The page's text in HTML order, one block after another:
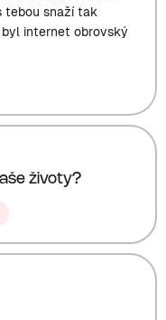
tebou snaží tak
internet obrovský
životy?